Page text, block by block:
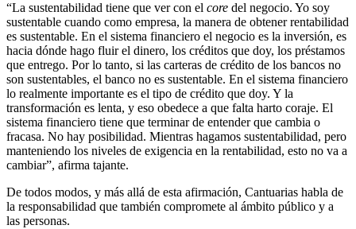
“La sustentabilidad tiene que ver con el core del negocio. Yo soy
sustentable cuando como empresa, la manera de obtener rentabilidad
es sustentable. En el sistema financiero el negocio es la inversión, es
hacia dónde hago fluir el dinero, los créditos que doy, los préstamos
que entrego. Por lo tanto, si las carteras de crédito de los bancos no
son sustentables, el banco no es sustentable. En el sistema financiero
lo realmente importante es el tipo de crédito que doy. Y la
transformación es lenta, y eso obedece a que falta harto coraje. El
sistema financiero tiene que terminar de entender que cambia o
fracasa. No hay posibilidad. Mientras hagamos sustentabilidad, pero
manteniendo los niveles de exigencia en la rentabilidad, esto no va a
cambiar”, afirma tajante.
De todos modos, y más allá de esta afirmación, Cantuarias habla de
la responsabilidad que también compromete al ámbito público y a
las personas.